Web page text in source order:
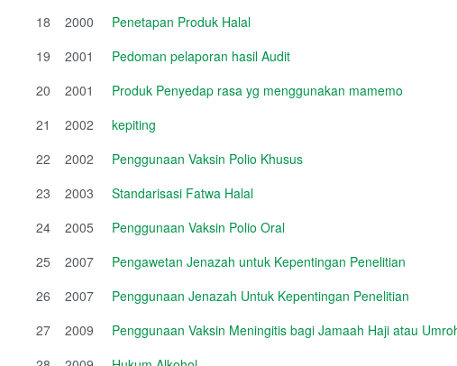
18
2000
Penetapan Produk Halal
19
2001
Pedoman pelaporan hasil Audit
20
2001
Produk Penyedap rasa yg menggunakan mamemo
21
2002
kepiting
22
2002
Penggunaan Vaksin Polio Khusus
23
2003
Standarisasi Fatwa Halal
24
2005
Penggunaan Vaksin Polio Oral
25
2007
Pengawetan Jenazah untuk Kepentingan Penelitian
26
2007
Penggunaan Jenazah Untuk Kepentingan Penelitian
27
2009
Penggunaan Vaksin Meningitis bagi Jamaah Haji atau